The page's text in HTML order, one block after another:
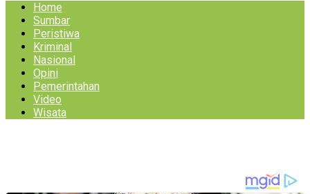
Home
Sumbar
Peristiwa
Kriminal
Nasional
Opini
Pemerintahan
Video
Wisata